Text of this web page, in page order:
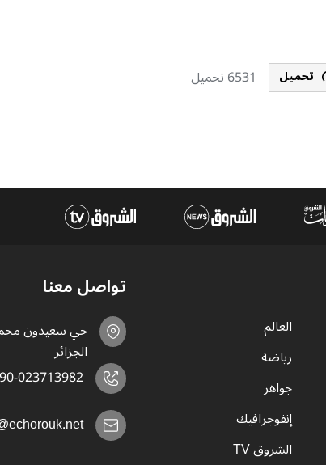
تحميل 6531 تحميل
العالم
رياضة
جواهر
إنفوجرافيك
الشروق TV
تواصل معنا
الجزائر
023713982